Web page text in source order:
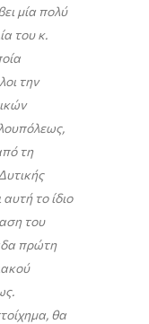
μία πολύ
του κ.
την
τη
το ίδιο
του
πρώτη
θα